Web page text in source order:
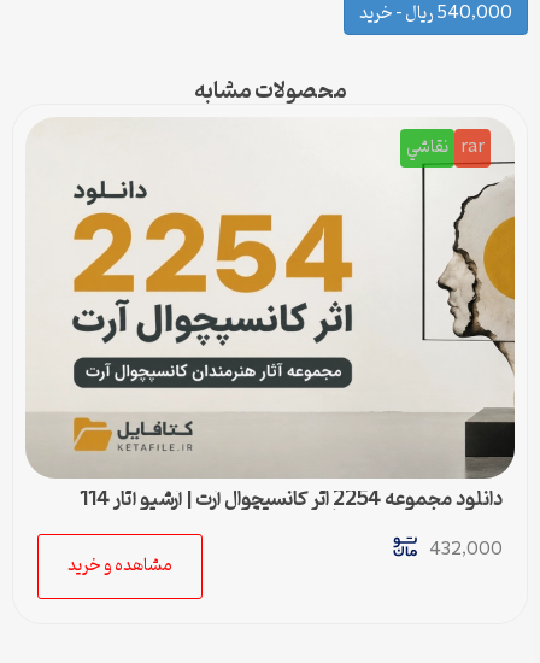
540,000 ریال – خرید
محصولات مشابه
rar نقاشي
دانلود مجموعه 2254 اثر کانسپچوال آرت | آرشیو آثار 114
432,000
مشاهده و خرید